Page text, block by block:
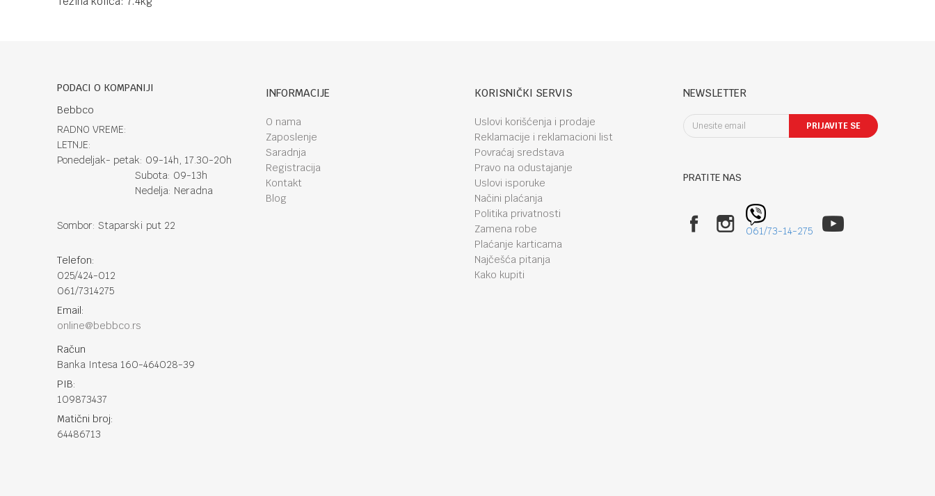
PODACI O KOMPANIJI
Bebbco
RADNO VREME:
LETNJE:
Ponedeljak- petak: 09-14h, 17.30-20h
Subota: 09-13h
Nedelja: Neradna
Sombor: Staparski put 22
Telefon:
025/424-012
061/7314275
Email:
online@bebbco.rs
Račun
Banka Intesa 160-464028-39
PIB:
109873437
Matični broj:
64486713
INFORMACIJE
O nama
Zaposlenje
Saradnja
Registracija
Kontakt
Blog
KORISNIČKI SERVIS
Uslovi korišćenja i prodaje
Reklamacije i reklamacioni list
Povraćaj sredstava
Pravo na odustajanje
Uslovi isporuke
Načini plaćanja
Politika privatnosti
Zamena robe
Plaćanje karticama
Najčešća pitanja
Kako kupiti
NEWSLETTER
PRIJAVITE SE
PRATITE NAS
061/73-14-275